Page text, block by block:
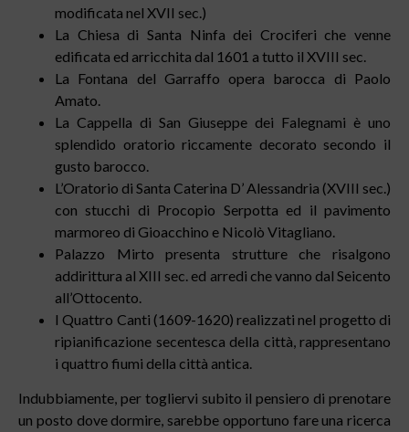
modificata nel XVII sec.)
La Chiesa di Santa Ninfa dei Crociferi che venne
edificata ed arricchita dal 1601 a tutto il XVIII sec.
La Fontana del Garraffo opera barocca di Paolo
Amato.
La Cappella di San Giuseppe dei Falegnami è uno
splendido oratorio riccamente decorato secondo il
gusto barocco.
L’Oratorio di Santa Caterina D’ Alessandria (XVIII sec.)
con stucchi di Procopio Serpotta ed il pavimento
marmoreo di Gioacchino e Nicolò Vitagliano.
Palazzo Mirto presenta strutture che risalgono
addirittura al XIII sec. ed arredi che vanno dal Seicento
all’Ottocento.
I Quattro Canti (1609-1620) realizzati nel progetto di
ripianificazione secentesca della città, rappresentano
i quattro fiumi della città antica.
Indubbiamente, per togliervi subito il pensiero di prenotare
un posto dove dormire, sarebbe opportuno fare una ricerca